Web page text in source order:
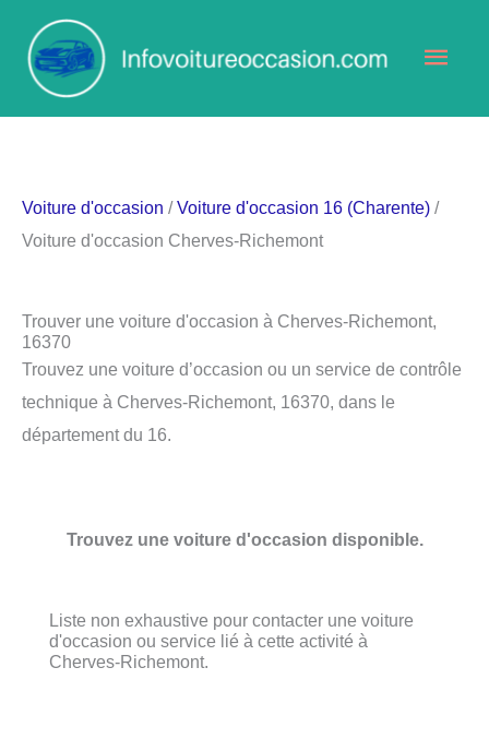
contenu
Voiture d'occasion /Voiture d'occasion 16 (Charente) /
Voiture d'occasion Cherves-Richemont
Trouver une voiture d'occasion à Cherves-Richemont,
16370
Trouvez une voiture d’occasion ou un service de contrôle
technique à Cherves-Richemont, 16370, dans le
département du 16.
Trouvez une voiture d'occasion disponible.
Liste non exhaustive pour contacter une voiture
d'occasion ou service lié à cette activité à
Cherves-Richemont.